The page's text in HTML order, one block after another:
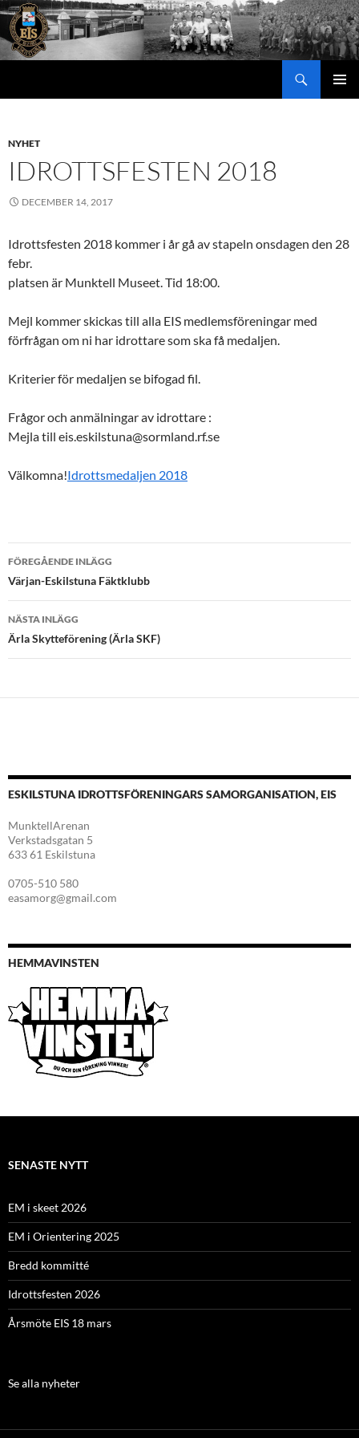
Hoppa
till
innehåll
NYHET
IDROTTSFESTEN 2018
DECEMBER 14, 2017
Idrottsfesten 2018 kommer i år gå av stapeln onsdagen den 28
febr.
platsen är Munktell Museet. Tid 18:00.
Mejl kommer skickas till alla EIS medlemsföreningar med
förfrågan om ni har idrottare som ska få medaljen.
Kriterier för medaljen se bifogad fil.
Frågor och anmälningar av idrottare :
Mejla till eis.eskilstuna@sormland.rf.se
Välkomna!Idrottsmedaljen 2018
Inläggsnavigering
FÖREGÅENDE INLÄGG
Värjan-Eskilstuna Fäktklubb
NÄSTA INLÄGG
Ärla Skytteförening (Ärla SKF)
ESKILSTUNA IDROTTSFÖRENINGARS SAMORGANISATION, EIS
MunktellArenan
Verkstadsgatan 5
633 61 Eskilstuna
0705-510 580
easamorg@gmail.com
HEMMAVINSTEN
SENASTE NYTT
EM i skeet 2026
EM i Orientering 2025
Bredd kommitté
Idrottsfesten 2026
Årsmöte EIS 18 mars
Se alla nyheter